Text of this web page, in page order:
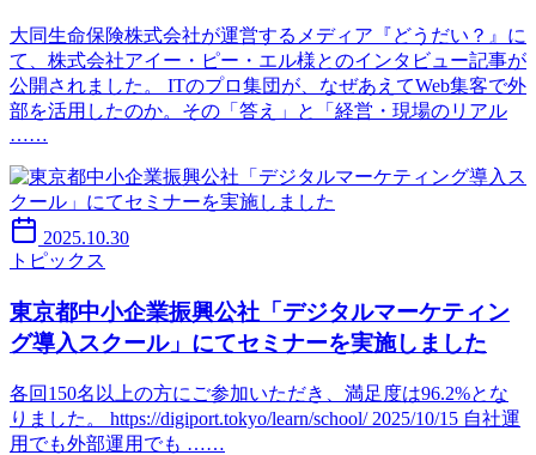
大同生命保険株式会社が運営するメディア『どうだい？』に
て、株式会社アイー・ピー・エル様とのインタビュー記事が
公開されました。 ITのプロ集団が、なぜあえてWeb集客で外
部を活用したのか。その「答え」と「経営・現場のリアル
……
2025.10.30
トピックス
東京都中小企業振興公社「デジタルマーケティン
グ導入スクール」にてセミナーを実施しました
各回150名以上の方にご参加いただき、満足度は96.2%とな
りました。 https://digiport.tokyo/learn/school/ 2025/10/15 自社運
用でも外部運用でも ……